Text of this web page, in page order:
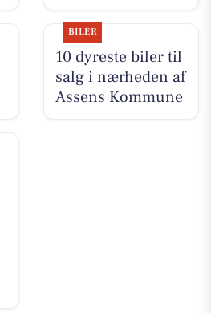
BILER
10 dyreste biler til
salg i nærheden af
Assens Kommune